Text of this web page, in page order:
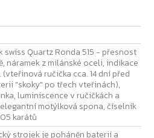
swiss Quartz Ronda 515 - přesnost
náramek z milánské oceli, indikace
ručička cca. 14 dní před
"skoky" po třech vteřinách),
luminiscence v ručičkách a
motýlková spona, číselník
karátů
strojek je poháněn baterií a